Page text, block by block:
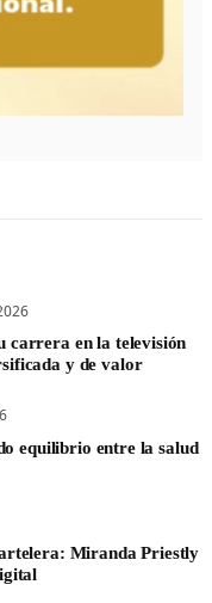
carrera en la televisión
y de valor
equilibrio entre la salud
Miranda Priestly